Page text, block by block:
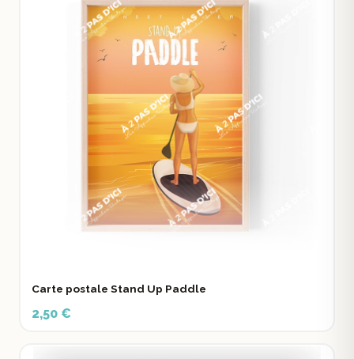
Carte postale Stand Up Paddle
2,50 €